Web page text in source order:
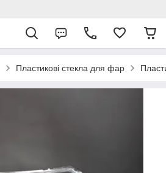
Пластикові стекла для фар